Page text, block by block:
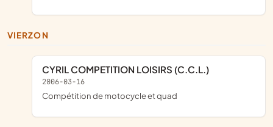
VIERZON
CYRIL COMPETITION LOISIRS (C.C.L.)
2006-03-16
Compétition de motocycle et quad